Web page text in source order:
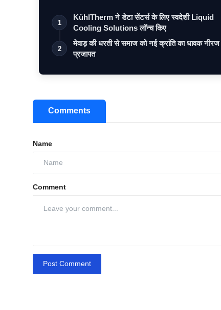
1
KühlTherm ने डेटा सेंटर्स के लिए स्वदेशी Liquid
Cooling Solutions लॉन्च किए
2
मेवाड़ की धरती से समाज को नई क्रांति का धावक नीरज
प्रजापत
Comments
Name
Comment
Post Comment